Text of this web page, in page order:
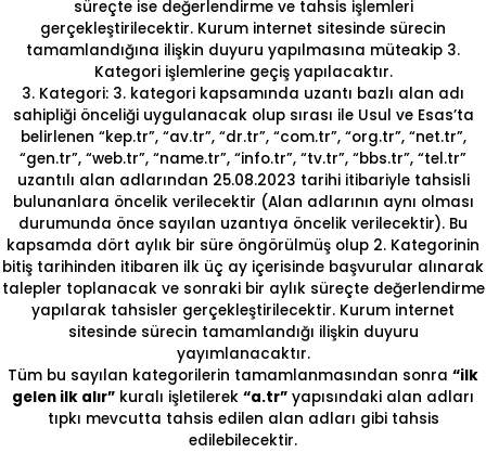
süreçte ise değerlendirme ve tahsis işlemleri
gerçekleştirilecektir. Kurum internet sitesinde sürecin
tamamlandığına ilişkin duyuru yapılmasına müteakip 3.
Kategori işlemlerine geçiş yapılacaktır.
3. Kategori: 3. kategori kapsamında uzantı bazlı alan adı
sahipliği önceliği uygulanacak olup sırası ile Usul ve Esas’ta
belirlenen “kep.tr”, “av.tr”, “dr.tr”, “com.tr”, “org.tr”, “net.tr”,
“gen.tr”, “web.tr”, “name.tr”, “info.tr”, “tv.tr”, “bbs.tr”, “tel.tr”
uzantılı alan adlarından 25.08.2023 tarihi itibariyle tahsisli
bulunanlara öncelik verilecektir (Alan adlarının aynı olması
durumunda önce sayılan uzantıya öncelik verilecektir). Bu
kapsamda dört aylık bir süre öngörülmüş olup 2. Kategorinin
bitiş tarihinden itibaren ilk üç ay içerisinde başvurular alınarak
talepler toplanacak ve sonraki bir aylık süreçte değerlendirme
yapılarak tahsisler gerçekleştirilecektir. Kurum internet
sitesinde sürecin tamamlandığı ilişkin duyuru
yayımlanacaktır.
Tüm bu sayılan kategorilerin tamamlanmasından sonra “ilk
gelen ilk alır” kuralı işletilerek “a.tr” yapısındaki alan adları
tıpkı mevcutta tahsis edilen alan adları gibi tahsis
edilebilecektir.